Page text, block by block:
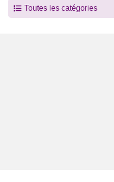
Toutes les catégories